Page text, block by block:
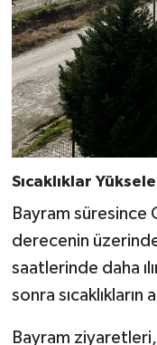
Sıcaklıklar
Bayram süresince
derecenin
saatlerinde daha
sonra
Bayram